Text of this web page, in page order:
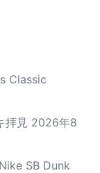
Classic
拝見 2026年8
SB Dunk